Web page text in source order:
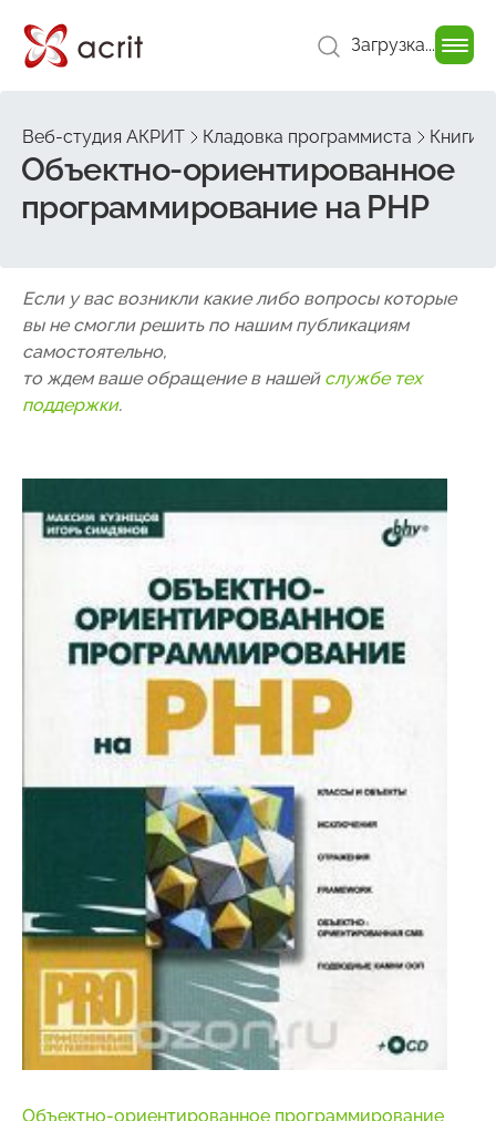
Загрузка...
Веб-студия АКРИТ Кладовка программиста Книги
Объектно-ориентированное
программирование на PHP
Если у вас возникли какие либо вопросы которые
вы не смогли решить по нашим публикациям
самостоятельно,
то ждем ваше обращение в нашей службе тех
поддержки.
Объектно-ориентированное программирование